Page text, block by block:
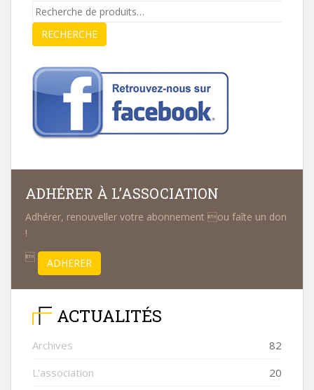
Recherche
pour :
RECHERCHE
ADHÉRER À L’ASSOCIATION
Adhérer, renouveller votre abonnement ou faîte un don
!

ADHERER
ACTUALITÉS
Archives
82
L'association
20